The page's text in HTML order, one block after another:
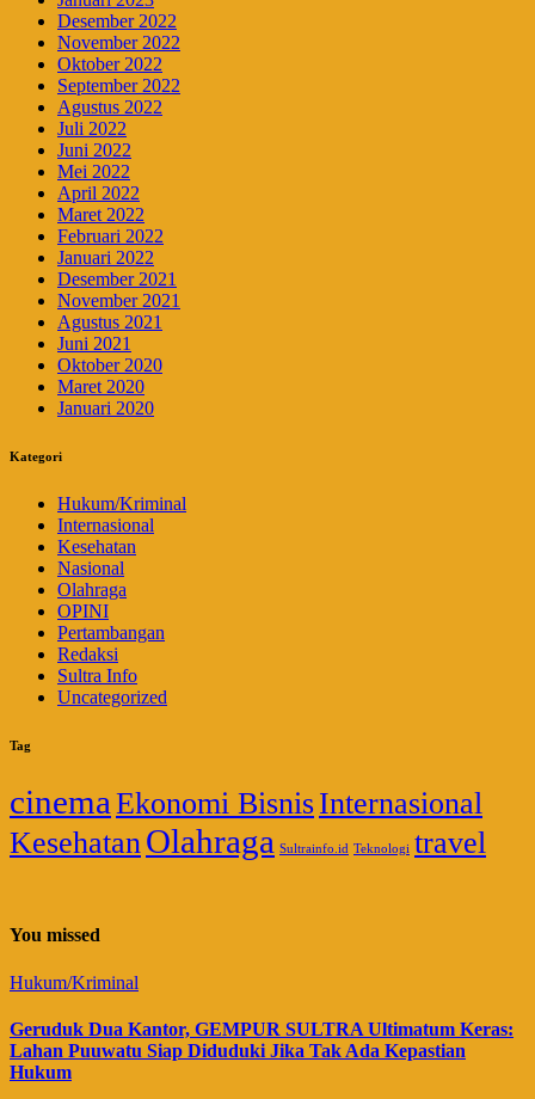
Desember 2022
November 2022
Oktober 2022
September 2022
Agustus 2022
Juli 2022
Juni 2022
Mei 2022
April 2022
Maret 2022
Februari 2022
Januari 2022
Desember 2021
November 2021
Agustus 2021
Juni 2021
Oktober 2020
Maret 2020
Januari 2020
Kategori
Hukum/Kriminal
Internasional
Kesehatan
Nasional
Olahraga
OPINI
Pertambangan
Redaksi
Sultra Info
Uncategorized
Tag
cinema Ekonomi BisnisInternasional
KesehatanOlahraga Sultrainfo.id Teknologi travel
You missed
Hukum/Kriminal
Geruduk Dua Kantor, GEMPUR SULTRA Ultimatum Keras:
Lahan Puuwatu Siap Diduduki Jika Tak Ada Kepastian
Hukum